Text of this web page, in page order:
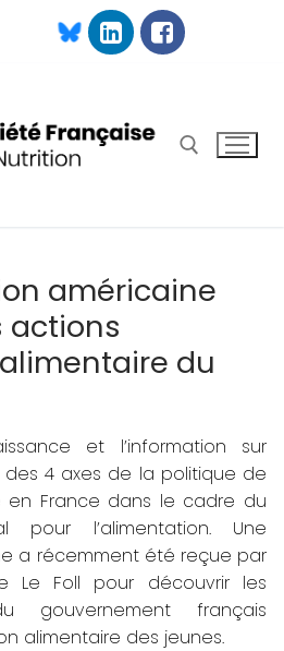
américaine
actions
du
et l’information sur
des 4 axes de la politique de
en France dans le cadre du
pour l’alimentation. Une
a récemment été reçue par
Le Foll pour découvrir les
gouvernement français
alimentaire des jeunes.